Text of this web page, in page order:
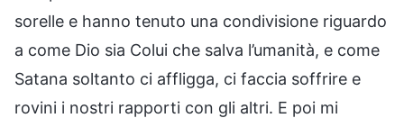
sorelle e hanno tenuto una condivisione riguardo
a come Dio sia Colui che salva l’umanità, e come
Satana soltanto ci affligga, ci faccia soffrire e
rovini i nostri rapporti con gli altri. E poi mi